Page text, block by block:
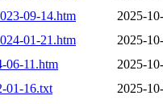
09-14.htm
2025-
01-21.htm
2025-
06-11.htm
2025-
01-16.txt
2025-